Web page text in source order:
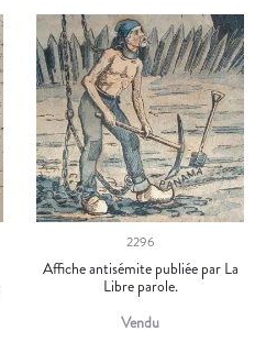
2296
Affiche antisémite publiée par La
Libre parole.
Vendu